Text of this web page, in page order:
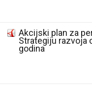
Akcijski plan za
Strategiju razvoja
godina